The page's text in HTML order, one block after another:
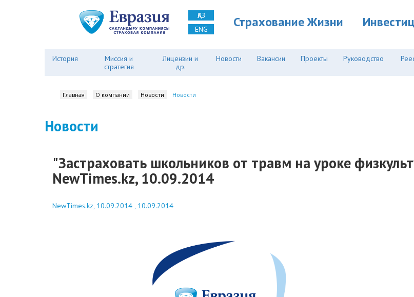
ҚАЗ
ENG
Страхование Жизни
История
Миссия и
стратегия
Лицензии и
др.
Новости Вакансии Проекты Руководство
Главная О компании Новости Новости
Новости
"Застраховать школьников от травм на уроке
NewTimes.kz, 10.09.2014
NewTimes.kz, 10.09.2014 , 10.09.2014